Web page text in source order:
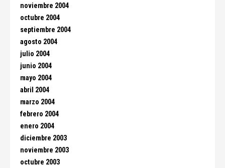
noviembre 2004
octubre 2004
septiembre 2004
agosto 2004
julio 2004
junio 2004
mayo 2004
abril 2004
marzo 2004
febrero 2004
enero 2004
diciembre 2003
noviembre 2003
octubre 2003